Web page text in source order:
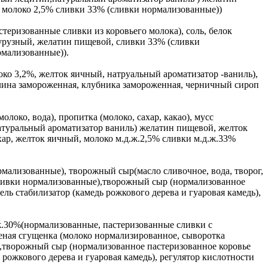
2,5% сливки 33% (сливки нормализованные))
сливки из коровьего молока), соль, белок
желатин пищевой, сливки 33% (сливки
3,2%, желток яичный, натруальный ароматизатор -ваниль),
замороженная, клубника замороженная, черничный сироп
вода), пропитка (молоко, сахар, какао), мусс
ароматизатор ваниль) желатин пищевой, желток
желток яичный, молоко м.д.ж.2,5% сливки м.д.ж.33%
творожный сыр(масло сливочное, вода, творог,
нормализованные),творожный сыр (нормализованное
стабилизатор (камедь рожкового дерева и гуаровая камедь),
пастеризованные сливки с
сгущенка (молоко нормализированное, сыворотка
сыр (нормализованное пастеризованное коровье
дерева и гуаровая камедь), регулятор кислотности